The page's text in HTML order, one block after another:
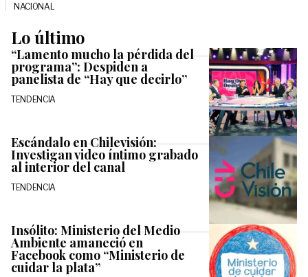
NACIONAL
Lo último
“Lamento mucho la pérdida del
programa”: Despiden a
panelista de “Hay que decirlo”
TENDENCIA
Escándalo en Chilevisión:
Investigan video íntimo grabado
al interior del canal
TENDENCIA
Insólito: Ministerio del Medio
Ambiente amaneció en
Facebook como “Ministerio de
cuidar la plata”